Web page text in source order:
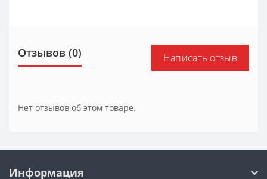
Отзывов (0) Написать отзыв
Нет отзывов об этом товаре.
Информация